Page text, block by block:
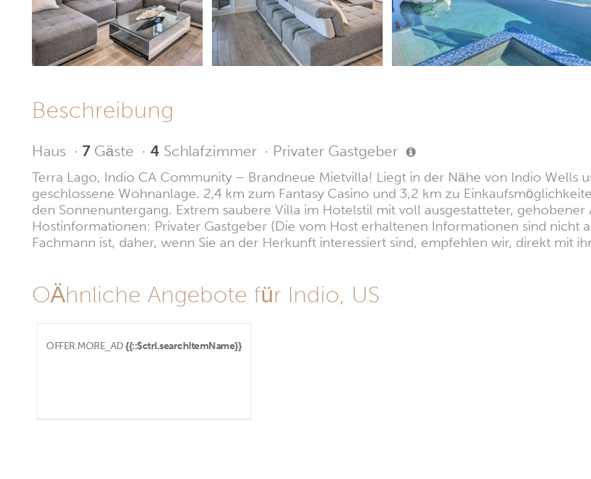
Beschreibung
Haus · 7 Gäste · 4 Schlafzimmer · Privater Gastgeber
Terra Lago, Indio CA Community – Brandneue Mietvilla! Liegt in der Nähe von Indio Wells
geschlossene Wohnanlage. 2,4 km zum Fantasy Casino und 3,2 km zu
den Sonnenuntergang. Extrem saubere Villa im Hotelstil mit voll ausgestatteter, gehobener
Hostinformationen: Privater Gastgeber (Die vom Host erhaltenen Informationen sind nicht
Fachmann ist, daher, wenn Sie an der Herkunft interessiert sind, empfehlen wir, direkt mit
OÄhnliche Angebote für Indio, US
OFFER.MORE_AD {{::$ctrl.searchItemName}}